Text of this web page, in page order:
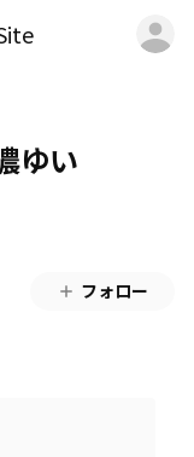
ゆい
フォロー